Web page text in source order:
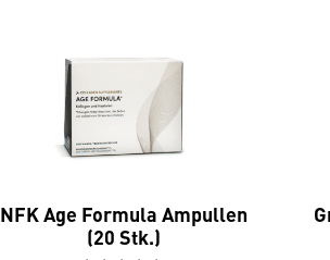
NFK Age Formula Ampullen
(20 Stk.)